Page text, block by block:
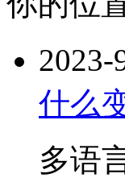
2023-
什么
多语